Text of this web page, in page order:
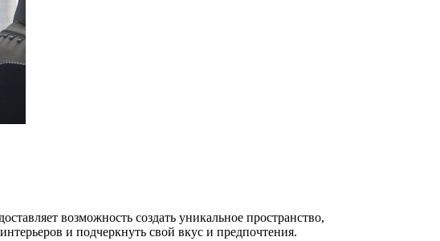
возможность создать уникальное пространство,
и подчеркнуть свой вкус и предпочтения.